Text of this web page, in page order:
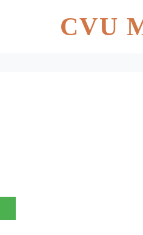
CVU